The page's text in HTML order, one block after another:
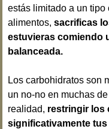
estás limitado a un
alimentos,sacrificas
estuvieras comiendo
balanceada.
Los carbohidratos son
un no-no en muchas
realidad, restringir los
significativamente